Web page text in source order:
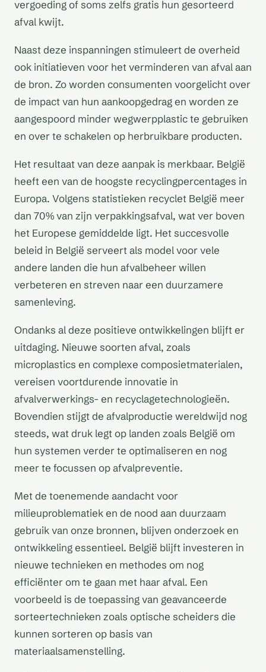
vergoeding of soms zelfs gratis hun gesorteerd
afval kwijt.
Naast deze inspanningen stimuleert de overheid
ook initiatieven voor het verminderen van afval aan
de bron. Zo worden consumenten voorgelicht over
de impact van hun aankoopgedrag en worden ze
aangespoord minder wegwerpplastic te gebruiken
en over te schakelen op herbruikbare producten.
Het resultaat van deze aanpak is merkbaar. België
heeft een van de hoogste recyclingpercentages in
Europa. Volgens statistieken recyclet België meer
dan 70% van zijn verpakkingsafval, wat ver boven
het Europese gemiddelde ligt. Het succesvolle
beleid in België serveert als model voor vele
andere landen die hun afvalbeheer willen
verbeteren en streven naar een duurzamere
samenleving.
Ondanks al deze positieve ontwikkelingen blijft er
uitdaging. Nieuwe soorten afval, zoals
microplastics en complexe composietmaterialen,
vereisen voortdurende innovatie in
afvalverwerkings- en recyclagetechnologieën.
Bovendien stijgt de afvalproductie wereldwijd nog
steeds, wat druk legt op landen zoals België om
hun systemen verder te optimaliseren en nog
meer te focussen op afvalpreventie.
Met de toenemende aandacht voor
milieuproblematiek en de nood aan duurzaam
gebruik van onze bronnen, blijven onderzoek en
ontwikkeling essentieel. België blijft investeren in
nieuwe technieken en methodes om nog
efficiënter om te gaan met haar afval. Een
voorbeeld is de toepassing van geavanceerde
sorteertechnieken zoals optische scheiders die
kunnen sorteren op basis van
materiaalsamenstelling.